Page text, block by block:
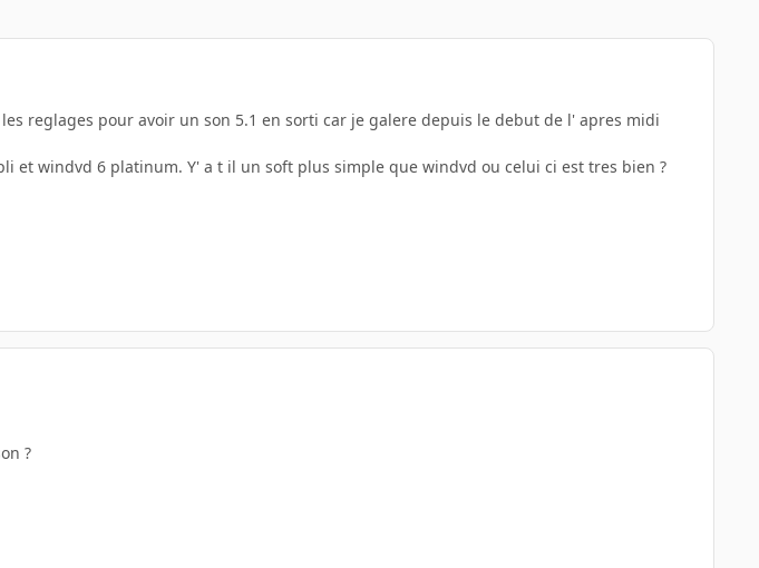
reglages pour avoir un son 5.1 en sorti car je galere depuis le debut de l' apres midi
et windvd 6 platinum. Y' a t il un soft plus simple que windvd ou celui ci est tres bien ?
?